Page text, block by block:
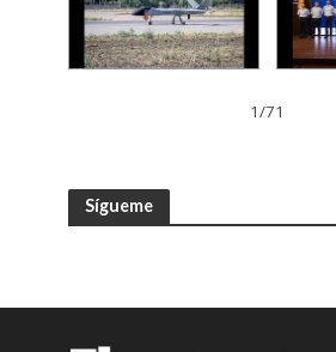
1/71
Sígueme